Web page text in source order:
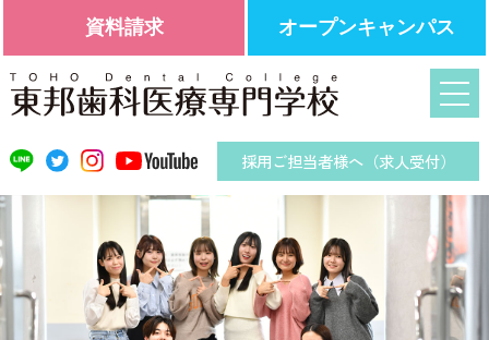
採用ご担当者様へ（求人受付）
資料請求 オープンキャンパス